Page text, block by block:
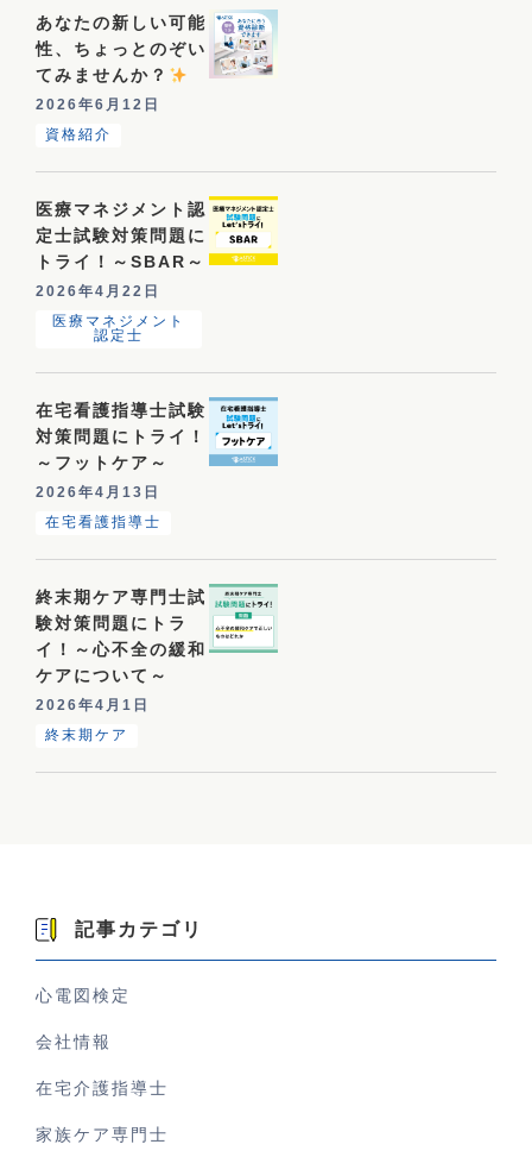
あなたの新しい可能
性、ちょっとのぞい
てみませんか？
2026年6月12日
資格紹介
医療マネジメント認
定士試験対策問題に
トライ！～SBAR～
2026年4月22日
医療マネジメント
認定士
在宅看護指導士試験
対策問題にトライ！
～フットケア～
2026年4月13日
在宅看護指導士
終末期ケア専門士試
験対策問題にトラ
イ！～心不全の緩和
ケアについて～
2026年4月1日
終末期ケア
記事カテゴリ
心電図検定
会社情報
在宅介護指導士
家族ケア専門士